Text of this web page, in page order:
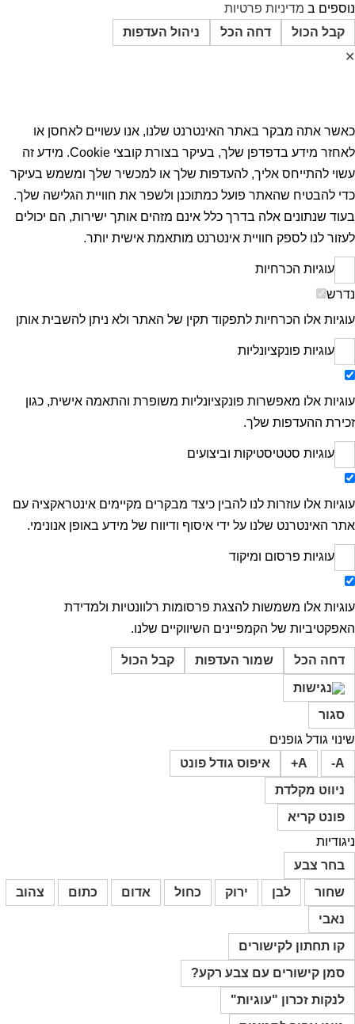
נוספים ב מדיניות פרטיות
קבל הכול
דחה הכל
ניהול העדפות
✕
כאשר אתה מבקר באתר האינטרנט שלנו, אנו עשויים לאחסן או
לאחזר מידע בדפדפן שלך, בעיקר בצורת קובצי Cookie. מידע זה
עשוי להתייחס אליך, להעדפות שלך או למכשיר שלך ומשמש בעיקר
כדי להבטיח שהאתר פועל כמתוכנן ולשפר את חוויית הגלישה שלך.
בעוד שנתונים אלה בדרך כלל אינם מזהים אותך ישירות, הם יכולים
לעזור לנו לספק חוויית אינטרנט מותאמת אישית יותר.
עוגיות הכרחיות
נדרש
עוגיות אלו הכרחיות לתפקוד תקין של האתר ולא ניתן להשבית אותן
עוגיות פונקציונליות
עוגיות אלו מאפשרות פונקציונליות משופרת והתאמה אישית, כגון
זכירת ההעדפות שלך.
עוגיות סטטיסטיקות וביצועים
עוגיות אלו עוזרות לנו להבין כיצד מבקרים מקיימים אינטראקציה עם
אתר האינטרנט שלנו על ידי איסוף ודיווח של מידע באופן אנונימי.
עוגיות פרסום ומיקוד
עוגיות אלו משמשות להצגת פרסומות רלוונטיות ולמדידת
האפקטיביות של הקמפיינים השיווקיים שלנו.
דחה הכל שמור העדפות קבל הכול
סגור
שינוי גודל גופנים
A-
A+
איפוס גודל פונט
ניווט מקלדת
פונט קריא
ניגודיות
בחר צבע
שחור
לבן ירוק כחול אדום כתום
צהוב
נאבי
קו תחתון לקישורים
סמן קישורים עם צבע רקע?
לנקות זכרון "עוגיות"